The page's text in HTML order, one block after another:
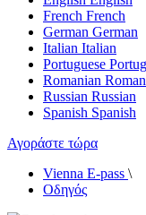
French French
German German
Italian Italian
Portuguese
Romanian
Russian Russian
Spanish Spanish
Αγοράστε τώρα
Vienna E-pass \
Οδηγός